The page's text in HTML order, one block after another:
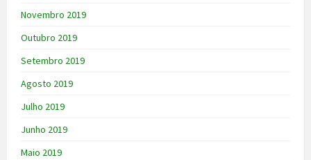
Novembro 2019
Outubro 2019
Setembro 2019
Agosto 2019
Julho 2019
Junho 2019
Maio 2019